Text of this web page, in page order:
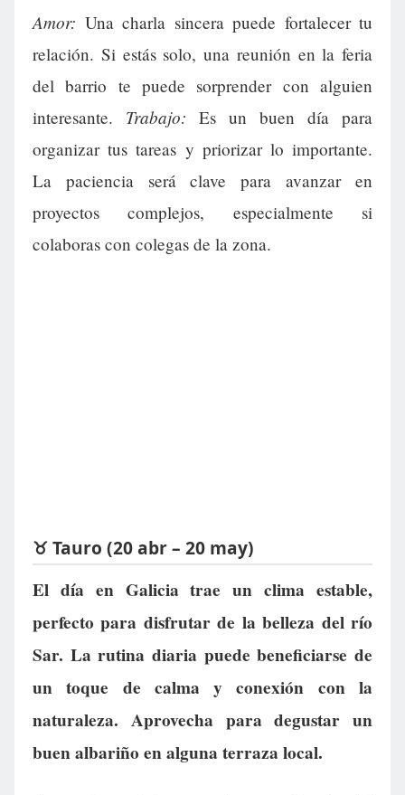
Amor: Una charla sincera puede fortalecer tu
relación. Si estás solo, una reunión en la feria
del barrio te puede sorprender con alguien
interesante. Trabajo: Es un buen día para
organizar tus tareas y priorizar lo importante.
La paciencia será clave para avanzar en
proyectos complejos, especialmente si
colaboras con colegas de la zona.
♉ Tauro (20 abr – 20 may)
El día en Galicia trae un clima estable,
perfecto para disfrutar de la belleza del río
Sar. La rutina diaria puede beneficiarse de
un toque de calma y conexión con la
naturaleza. Aprovecha para degustar un
buen albariño en alguna terraza local.